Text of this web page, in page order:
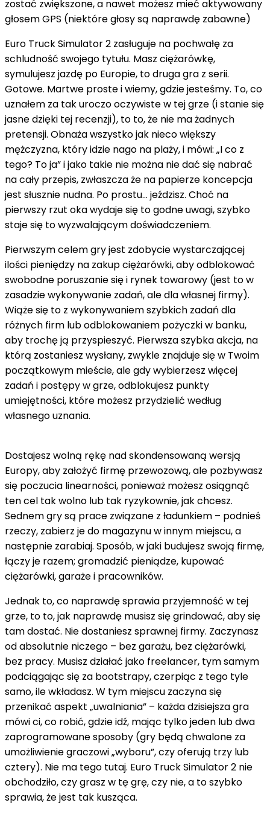
zostać zwiększone, a nawet możesz mieć aktywowany
głosem GPS (niektóre głosy są naprawdę zabawne)
Euro Truck Simulator 2 zasługuje na pochwałę za
schludność swojego tytułu. Masz ciężarówkę,
symulujesz jazdę po Europie, to druga gra z serii.
Gotowe. Martwe proste i wiemy, gdzie jesteśmy. To, co
uznałem za tak uroczo oczywiste w tej grze (i stanie się
jasne dzięki tej recenzji), to to, że nie ma żadnych
pretensji. Obnaża wszystko jak nieco większy
mężczyzna, który idzie nago na plaży, i mówi: „I co z
tego? To ja” i jako takie nie można nie dać się nabrać
na cały przepis, zwłaszcza że na papierze koncepcja
jest słusznie nudna. Po prostu… jeździsz. Choć na
pierwszy rzut oka wydaje się to godne uwagi, szybko
staje się to wyzwalającym doświadczeniem.
Pierwszym celem gry jest zdobycie wystarczającej
ilości pieniędzy na zakup ciężarówki, aby odblokować
swobodne poruszanie się i rynek towarowy (jest to w
zasadzie wykonywanie zadań, ale dla własnej firmy).
Wiąże się to z wykonywaniem szybkich zadań dla
różnych firm lub odblokowaniem pożyczki w banku,
aby trochę ją przyspieszyć. Pierwsza szybka akcja, na
którą zostaniesz wysłany, zwykle znajduje się w Twoim
początkowym mieście, ale gdy wybierzesz więcej
zadań i postępy w grze, odblokujesz punkty
umiejętności, które możesz przydzielić według
własnego uznania.
Dostajesz wolną rękę nad skondensowaną wersją
Europy, aby założyć firmę przewozową, ale pozbywasz
się poczucia linearności, ponieważ możesz osiągnąć
ten cel tak wolno lub tak ryzykownie, jak chcesz.
Sednem gry są prace związane z ładunkiem – podnieś
rzeczy, zabierz je do magazynu w innym miejscu, a
następnie zarabiaj. Sposób, w jaki budujesz swoją firmę,
łączy je razem; gromadzić pieniądze, kupować
ciężarówki, garaże i pracowników.
Jednak to, co naprawdę sprawia przyjemność w tej
grze, to to, jak naprawdę musisz się grindować, aby się
tam dostać. Nie dostaniesz sprawnej firmy. Zaczynasz
od absolutnie niczego – bez garażu, bez ciężarówki,
bez pracy. Musisz działać jako freelancer, tym samym
podciągając się za bootstrapy, czerpiąc z tego tyle
samo, ile wkładasz. W tym miejscu zaczyna się
przenikać aspekt „uwalniania” – każda dzisiejsza gra
mówi ci, co robić, gdzie idź, mając tylko jeden lub dwa
zaprogramowane sposoby (gry będą chwalone za
umożliwienie graczowi „wyboru”, czy oferują trzy lub
cztery). Nie ma tego tutaj. Euro Truck Simulator 2 nie
obchodziło, czy grasz w tę grę, czy nie, a to szybko
sprawia, że ​​jest tak kusząca.